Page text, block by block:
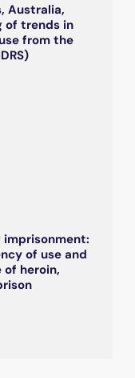
Australia,
of trends in
from the
imprisonment:
of use and
heroin,